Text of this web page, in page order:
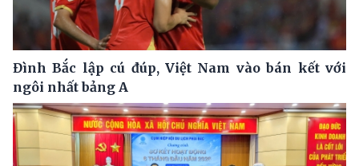
Đình Bắc lập cú đúp, Việt Nam vào bán kết với
ngôi nhất bảng A